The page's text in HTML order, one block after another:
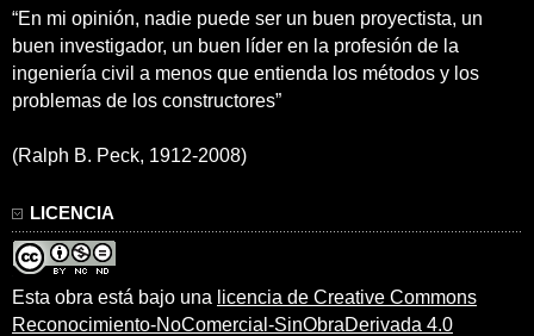
“En mi opinión, nadie puede ser un buen proyectista, un
buen investigador, un buen líder en la profesión de la
ingeniería civil a menos que entienda los métodos y los
problemas de los constructores”
(Ralph B. Peck, 1912-2008)
LICENCIA
Esta obra está bajo una licencia de Creative Commons
Reconocimiento-NoComercial-SinObraDerivada 4.0